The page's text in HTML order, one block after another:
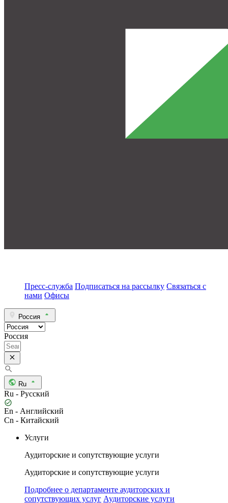
Пресс-служба Подписаться на рассылку Связаться с
нами Офисы
Россия
Россия
Ru
Ru - Русский
En - Английский
Cn - Китайский
Услуги
Аудиторские и сопутствующие услуги
Аудиторские и сопутствующие услуги
Подробнее о департаменте аудиторских и
сопутствующих услуг Аудиторские услуги